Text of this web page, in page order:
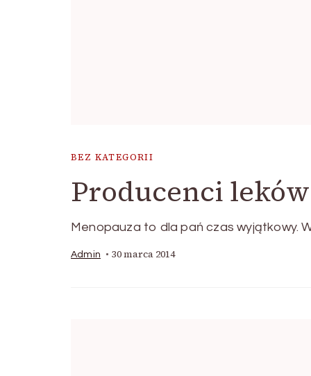
BEZ KATEGORII
Producenci
Menopauza to dla pań czas wyjątkowy.
Admin 30 marca 2014